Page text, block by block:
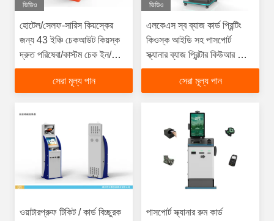
ভিডিও
হোটেল/সেলফ-সারিস কিয়স্কের
জন্য 43 ইঞ্চি চেকআউট কিয়স্ক
দ্রুত পরিষেবা/কাস্টম চেক ইন/চেক
আউট কিয়স্ক, LksKiosk প্রদান
সেরা মূল্য পান
ভিডিও
এলকেএস স্ব ব্যাজ কার্ড প্রিন্টিং
কিওস্ক আইডি সহ পাসপোর্ট
স্ক্যানার ব্যাজ প্রিন্টার কিউআর কোড
স্ক্যানার ক্যামেরা
সেরা মূল্য পান
ওয়াটারপ্রুফ টিকিট / কার্ড বিচ্ছুরক
পাসপোর্ট স্ক্যানার রুম কার্ড